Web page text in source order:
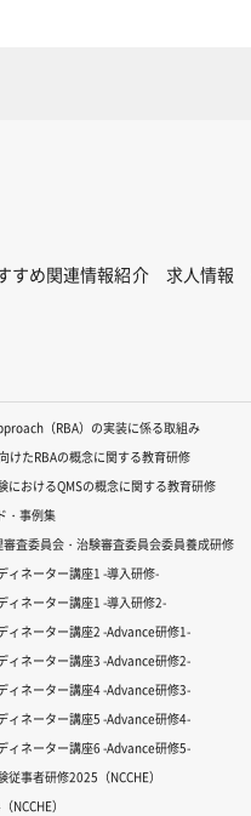
すめ関連情報紹介 求人情報
（RBA）の実装に係る取組み
けたRBAの概念に関する教育研修
におけるQMSの概念に関する教育研修
・事例集
査委員会・治験審査委員会委員養成研修
ィネーター講座1 -導入研修-
ィネーター講座1 -導入研修2-
ィネーター講座2 -Advance研修1-
ィネーター講座3 -Advance研修2-
ィネーター講座4 -Advance研修3-
ィネーター講座5 -Advance研修4-
ィネーター講座6 -Advance研修5-
従事者研修2025（NCCHE）
NCCHE）